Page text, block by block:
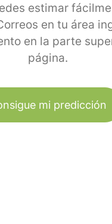
estimar
en tu área
en la parte
página.
mi predicción